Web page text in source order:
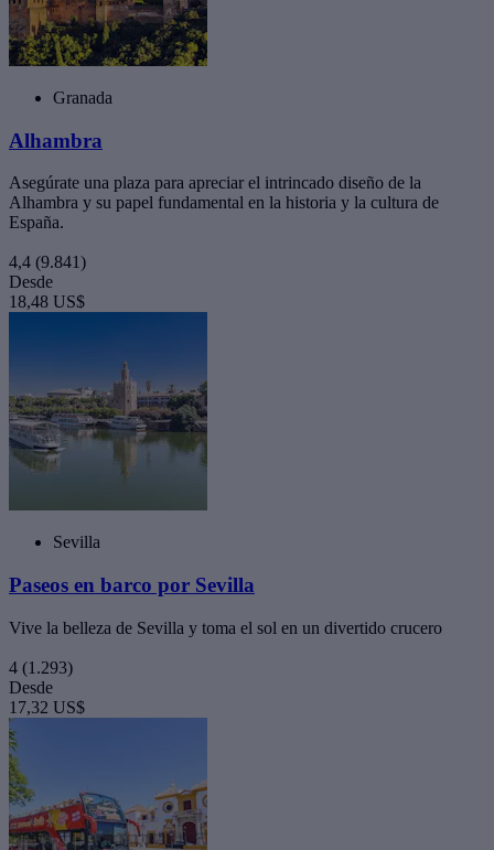
Granada
Alhambra
Asegúrate una plaza para apreciar el intrincado diseño de la
Alhambra y su papel fundamental en la historia y la cultura de
España.
4,4 (9.841)
Desde
18,48 US$
Sevilla
Paseos en barco por Sevilla
Vive la belleza de Sevilla y toma el sol en un divertido crucero
4 (1.293)
Desde
17,32 US$